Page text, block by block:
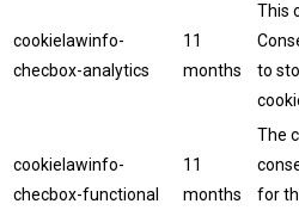
cookielawinfo-
checbox-analytics
11
months
This
to
cookielawinfo-
checbox-functional
11
months
The
for